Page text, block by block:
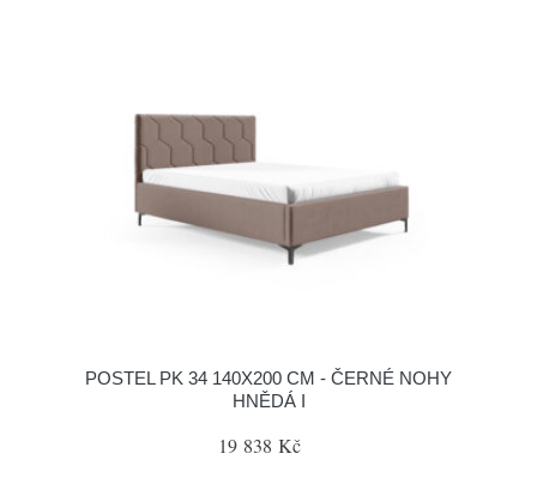
POSTEL PK 34 140X200 CM - ČERNÉ NOHY
HNĚDÁ I
19 838 Kč